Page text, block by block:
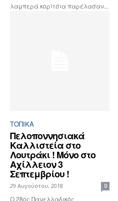
λαμπερά κορίτσια παρέλασαν...
ΤΟΠΙΚΑ
Πελοποννησιακά
Καλλιστεία στο
Λουτράκι ! Μόνο στο
Αχίλλειον 3
Σεπτεμβρίου !
29 Αυγούστου, 2018 0
Ο 28ος Πανελλαδικός